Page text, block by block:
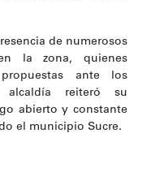
de numerosos
la zona, quienes
ante los
alcaldía reiteró su
abierto y constante
el municipio Sucre.